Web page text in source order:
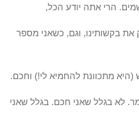
הרי אתה יודע הכל,
בקשותינו, וגם, כשאני מספר
(היא מתכוונת להחמיא לי!) וחכם.
לא בגלל שאני חכם. בגלל שאני